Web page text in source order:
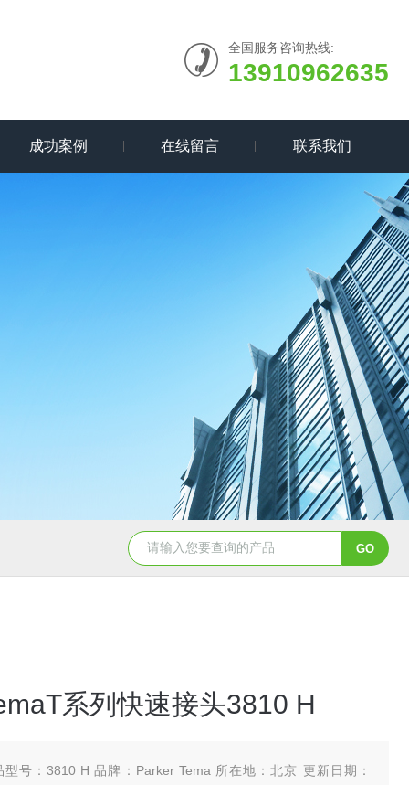
全国服务咨询热线:
13910962635
成功案例 在线留言 联系我们
5347信德迈代理Parker 45度绝缘防水接头 5353信
系列快速接头3810 H
型号：3810 H 品牌：Parker Tema 所在地：北京 更新日期：